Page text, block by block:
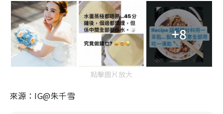
+8
點擊圖片放大
來源：IG@朱千雪